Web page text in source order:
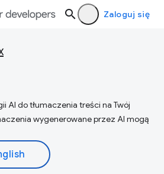
Zaloguj się
AI do tłumaczenia treści na Twój
wygenerowane przez AI mogą